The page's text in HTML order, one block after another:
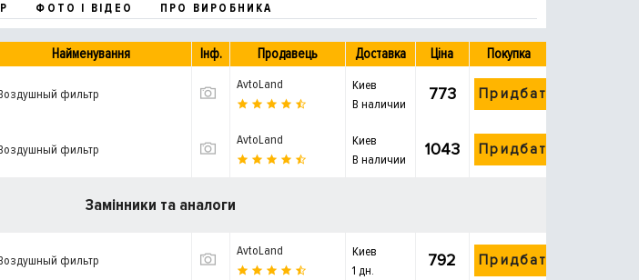
ФОТО І ВІДЕО ПРО ВИРОБНИКА
Найменування Інф. Продавець Доставка Ціна Покупка
фильтр
AvtoLand
Киев
В наличии
773 Придбати
фильтр
AvtoLand
Киев
В наличии
1043 Придбати
Замінники та аналоги
фильтр
AvtoLand
Киев
1 дн.
792 Придбати